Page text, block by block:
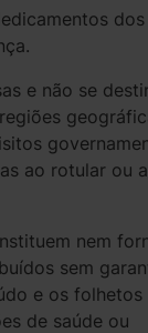
dos
e não se
ao rotular ou
nem
sem
e os folhetos
de saúde ou